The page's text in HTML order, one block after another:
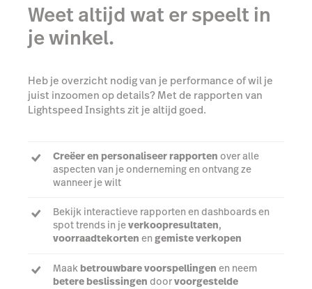
Weet altijd wat er speelt in
je winkel.
Heb je overzicht nodig van je performance of wil je
juist inzoomen op details? Met de rapporten van
Lightspeed Insights zit je altijd goed.
Creëer en personaliseer rapporten over alle
aspecten van je onderneming en ontvang ze
wanneer je wilt
Bekijk interactieve rapporten en dashboards en
spot trends in jeverkoopresultaten,
voorraadtekorten en gemiste verkopen
Maak betrouwbare voorspellingen en neem
betere beslissingen doorvoorgestelde